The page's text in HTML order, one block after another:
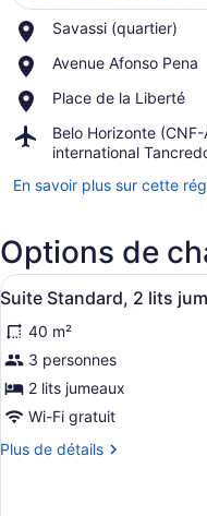
Savassi (quartier)
Place,
(quartier)
Avenue Afonso Pena
Place,
Afonso
Place de la Liberté
Place,
de
la
Liberté
Belo Horizonte
international
Airport,
Belo
(CNF-
Tancredo
Neves)
En savoir plus sur cette
Options de
Afficher
toutes
les
photos
pour
ce
de
2
Suite Standard, 2 lits
40 m²
3 personnes
2 lits jumeaux
Wi-Fi gratuit
Plus de détails
Plus